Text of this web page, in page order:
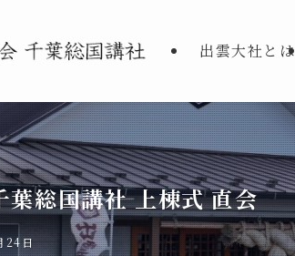
出雲大社とは
葉総国講社 上棟式 直会
24日